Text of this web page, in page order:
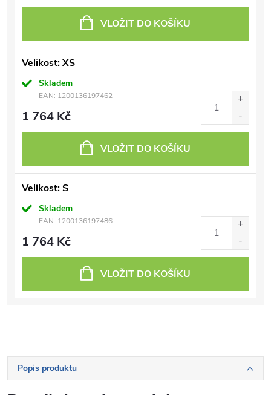
VLOŽIT DO KOŠÍKU
Velikost: XS
Skladem
EAN: 1200136197462
1 764 Kč
VLOŽIT DO KOŠÍKU
Velikost: S
Skladem
EAN: 1200136197486
1 764 Kč
VLOŽIT DO KOŠÍKU
Popis produktu